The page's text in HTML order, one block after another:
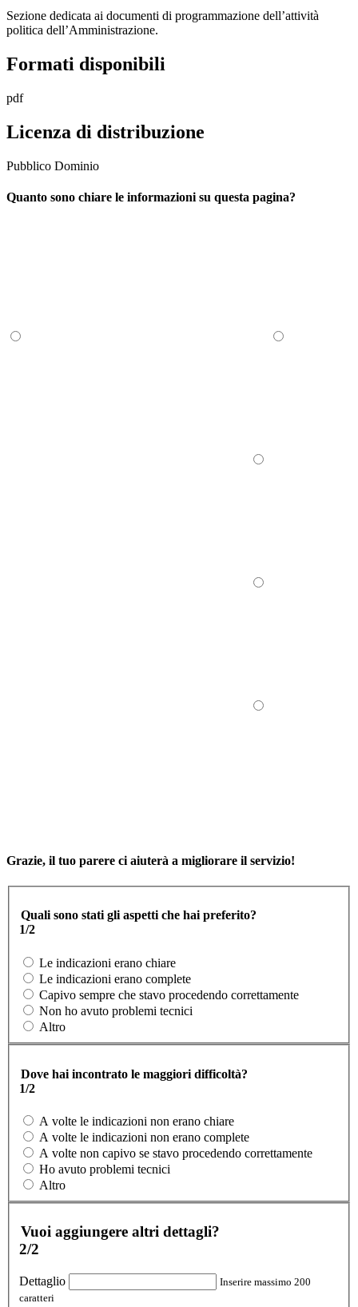
Sezione dedicata ai documenti di programmazione dell’attività
politica dell’Amministrazione.
Formati disponibili
pdf
Licenza di distribuzione
Pubblico Dominio
Quanto sono chiare le informazioni su questa pagina?
Grazie, il tuo parere ci aiuterà a migliorare il servizio!
Quali sono stati gli aspetti che hai preferito?
1/2
Le indicazioni erano chiare
Le indicazioni erano complete
Capivo sempre che stavo procedendo correttamente
Non ho avuto problemi tecnici
Altro
Dove hai incontrato le maggiori difficoltà?
1/2
A volte le indicazioni non erano chiare
A volte le indicazioni non erano complete
A volte non capivo se stavo procedendo correttamente
Ho avuto problemi tecnici
Altro
Vuoi aggiungere altri dettagli?
2/2
Dettaglio
Inserire massimo 200
caratteri